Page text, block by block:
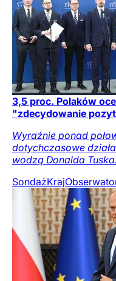
3,5 proc. Polaków
"zdecydowanie
Wyraźnie ponad
dotychczasowe
wodzą Donalda Tuska.
SondażKraj